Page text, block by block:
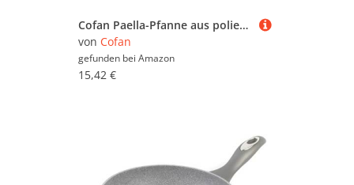
Cofan Paella-Pfanne aus poliertem Stahl, speziell für Induktion, Durchmesser 320 mm, für 5 Rationen, traditionelle Paella-Pfanne für Induktion, Design mit Zwei Griffen
von Cofan
gefunden bei Amazon
15,42 €